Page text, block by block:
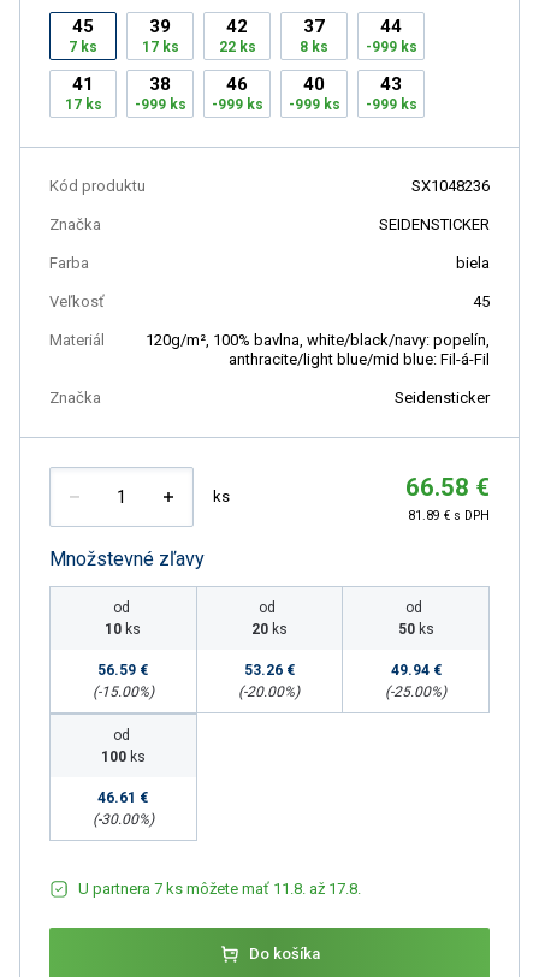
45
7 ks
39
17 ks
42
22 ks
37
8 ks
44
-999 ks
41
17 ks
38
-999 ks
46
-999 ks
40
-999 ks
43
-999 ks
Kód produktu SX1048236
Značka SEIDENSTICKER
Farba biela
Veľkosť 45
Materiál
120g/m², 100% bavlna, white/black/navy: popelín,
anthracite/light blue/mid blue: Fil-á-Fil
Značka Seidensticker
ks 66.58 €
81.89 € s DPH
Množstevné zľavy
od
10 ks
56.59 €
(-15.00%)
od
20 ks
53.26 €
(-20.00%)
od
50 ks
49.94 €
(-25.00%)
od
100 ks
46.61 €
(-30.00%)
U partnera 7 ks môžete mať 11.8. až 17.8.
Do košíka